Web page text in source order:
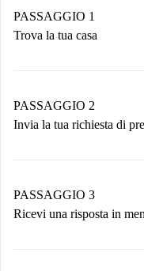
PASSAGGIO 1
Trova la tua casa
Hai tutte le
PASSAGGIO 2
Invia la tua richiesta di
non accetta.
PASSAGGIO 3
Ricevi una risposta in